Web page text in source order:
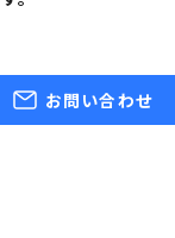
お問い合わせ